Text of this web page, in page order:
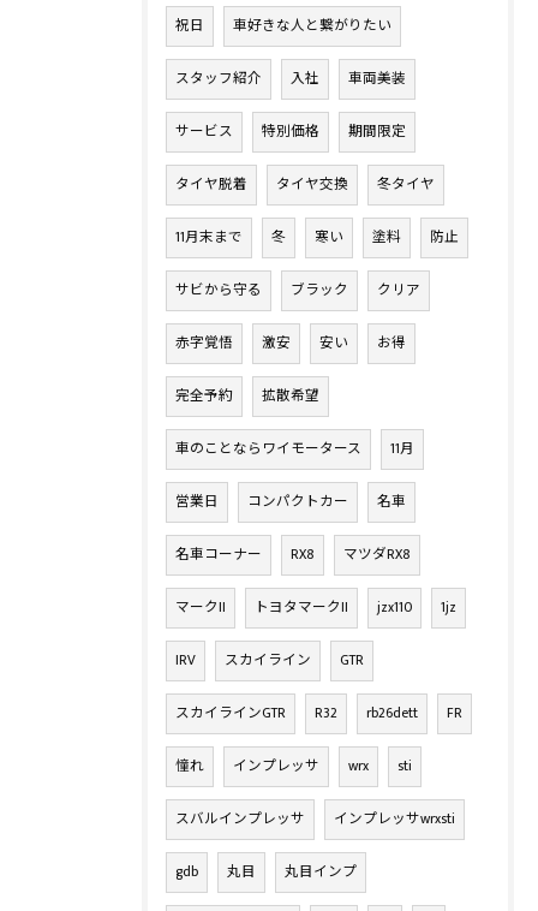
祝日 車好きな人と繋がりたい
スタッフ紹介 入社 車両美装
サービス 特別価格 期間限定
タイヤ脱着 タイヤ交換 冬タイヤ
11月末まで 冬 寒い 塗料 防止
サビから守る ブラック クリア
赤字覚悟 激安 安い お得
完全予約 拡散希望
車のことならワイモータース 11月
営業日 コンパクトカー 名車
名車コーナー RX8 マツダRX8
マークII トヨタマークII jzx110 1jz
IRV スカイライン GTR
スカイラインGTR R32 rb26dett FR
憧れ インプレッサ wrx sti
スバルインプレッサ インプレッサwrxsti
gdb 丸目 丸目インプ